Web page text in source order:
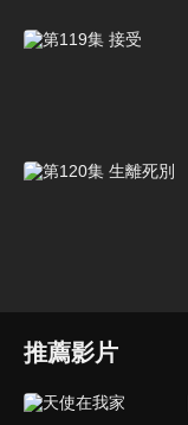
推薦影片